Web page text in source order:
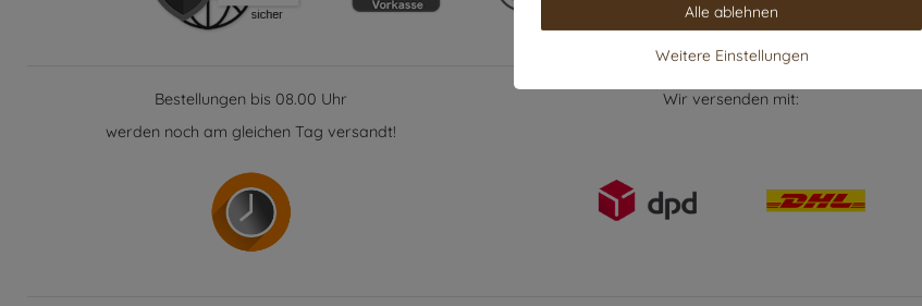
Bestellungen bis 08.00 Uhr
werden noch am gleichen Tag versandt!
Wir versenden mit:
Alle ablehnen
Weitere Einstellungen